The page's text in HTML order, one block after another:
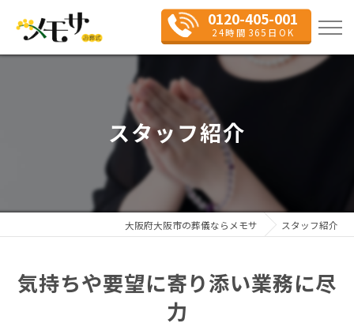
0120-405-001
24時間365日OK
スタッフ紹介
大阪府大阪市の葬儀ならメモサ スタッフ紹介
気持ちや要望に寄り添い業務に尽
力